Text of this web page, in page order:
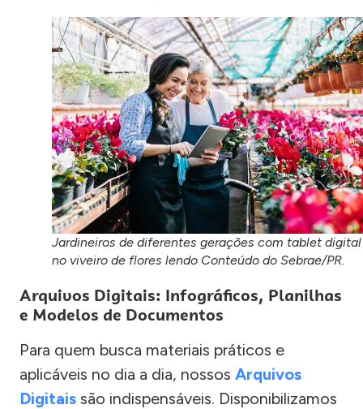
Jardineiros de diferentes gerações com tablet digital
no viveiro de flores lendo Conteúdo do Sebrae/PR.
Arquivos Digitais: Infográficos, Planilhas
e Modelos de Documentos
Para quem busca materiais práticos e
aplicáveis no dia a dia, nossos Arquivos
Digitais são indispensáveis. Disponibilizamos